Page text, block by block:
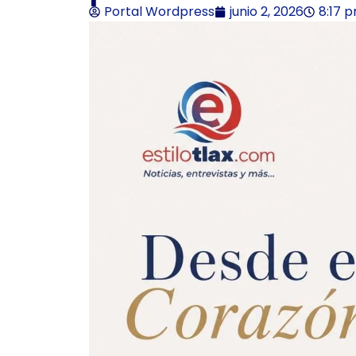
Portal Wordpress junio 2, 2026 8:17